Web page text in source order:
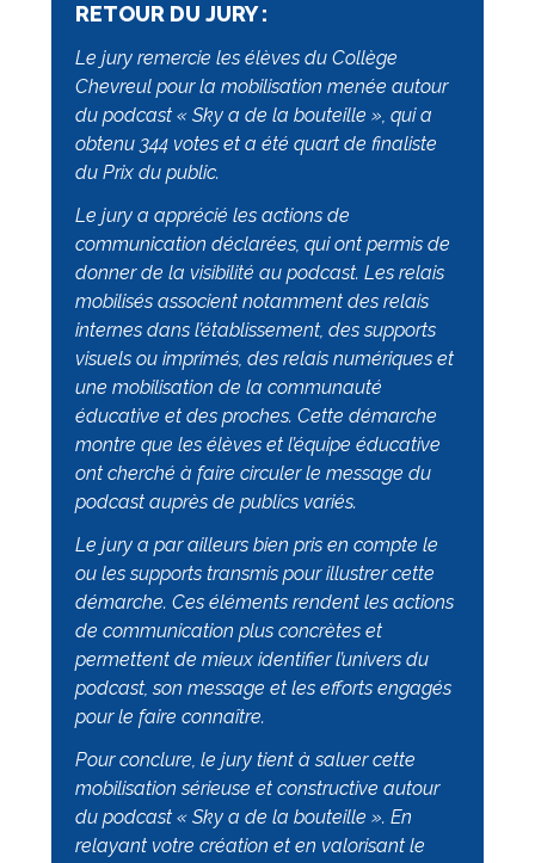
RETOUR DU JURY :
Le jury remercie les élèves du Collège
Chevreul pour la mobilisation menée autour
du podcast « Sky a de la bouteille », qui a
obtenu 344 votes et a été quart de finaliste
du Prix du public.
Le jury a apprécié les actions de
communication déclarées, qui ont permis de
donner de la visibilité au podcast. Les relais
mobilisés associent notamment des relais
internes dans l’établissement, des supports
visuels ou imprimés, des relais numériques et
une mobilisation de la communauté
éducative et des proches. Cette démarche
montre que les élèves et l’équipe éducative
ont cherché à faire circuler le message du
podcast auprès de publics variés.
Le jury a par ailleurs bien pris en compte le
ou les supports transmis pour illustrer cette
démarche. Ces éléments rendent les actions
de communication plus concrètes et
permettent de mieux identifier l’univers du
podcast, son message et les efforts engagés
pour le faire connaître.
Pour conclure, le jury tient à saluer cette
mobilisation sérieuse et constructive autour
du podcast « Sky a de la bouteille ». En
relayant votre création et en valorisant le